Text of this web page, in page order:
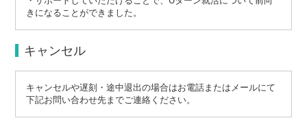
きになることができました。
キャンセル
キャンセルや遅刻・途中退出の場合はお電話またはメールにて
下記お問い合わせ先までご連絡ください。